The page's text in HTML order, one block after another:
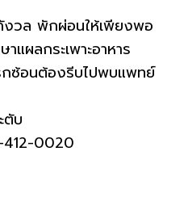
งวล พักผ่อนให้เพียงพอ
ผลกระเพาะอาหาร
กซ้อนต้องรีบไปพบแพทย์
ตับ
412-0020